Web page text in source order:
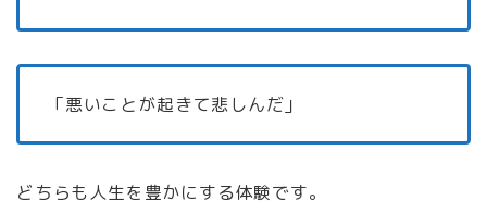
「悪いことが起きて悲しんだ」
どちらも人生を豊かにする体験です。